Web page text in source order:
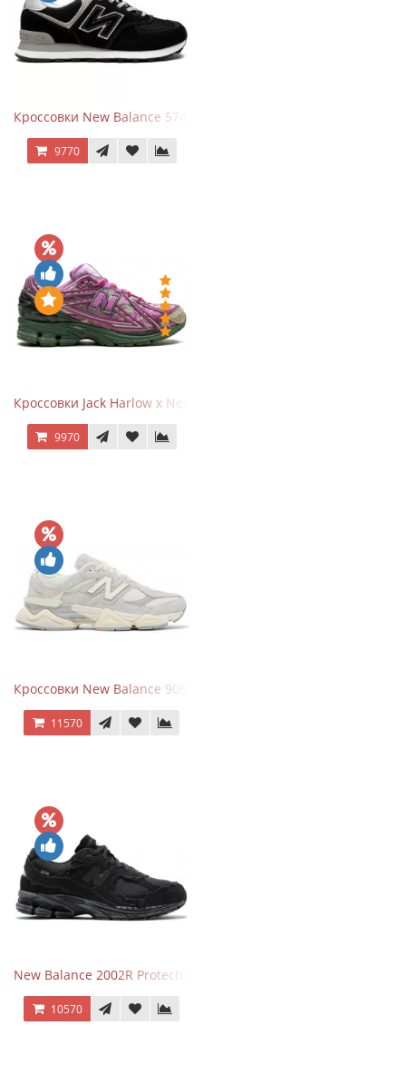
Кроссовки New Balance 574 Evergreen Black
9770
Кроссовки Jack Harlow x New Balance 1906r Kentucky Derby
9970
Кроссовки New Balance 9060 Quartz Grey
11570
New Balance 2002R Protection Phantom Black
10570